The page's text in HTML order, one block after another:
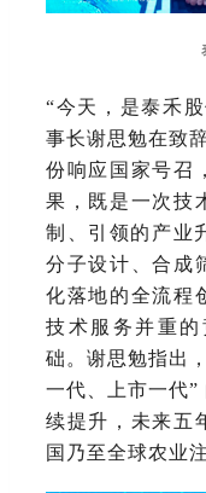
“今天，是泰禾
事长谢思勉在致
份响应国家号召
果，既是一次技
制、引领的产业
分子设计、合成
化落地的全流程
技术服务并重
础。谢思勉指出
一代、上市一代
续提升，未来五
国乃至全球农业